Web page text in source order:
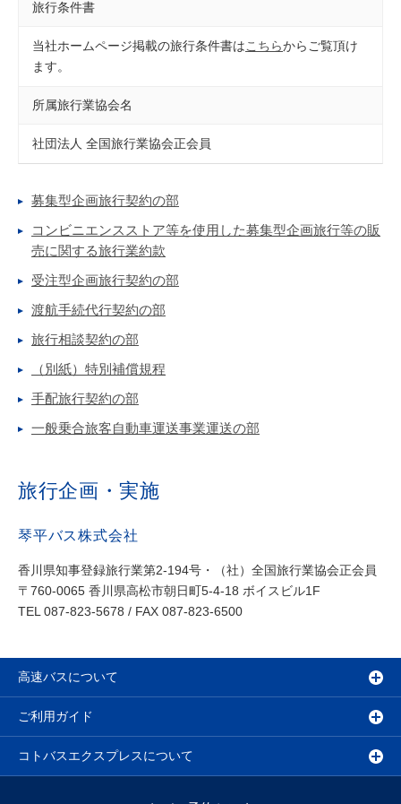
旅行条件書
当社ホームページ掲載の旅行条件書はこちらからご覧頂け
ます。
所属旅行業協会名
社団法人 全国旅行業協会正会員
募集型企画旅行契約の部
コンビニエンスストア等を使用した募集型企画旅行等の販
売に関する旅行業約款
受注型企画旅行契約の部
渡航手続代行契約の部
旅行相談契約の部
（別紙）特別補償規程
手配旅行契約の部
一般乗合旅客自動車運送事業運送の部
旅行企画・実施
琴平バス株式会社
香川県知事登録旅行業第2-194号・（社）全国旅行業協会正会員
〒760-0065 香川県高松市朝日町5-4-18 ボイスビル1F
TEL 087-823-5678 / FAX 087-823-6500
高速バスについて
ご利用ガイド
コトバスエクスプレスについて